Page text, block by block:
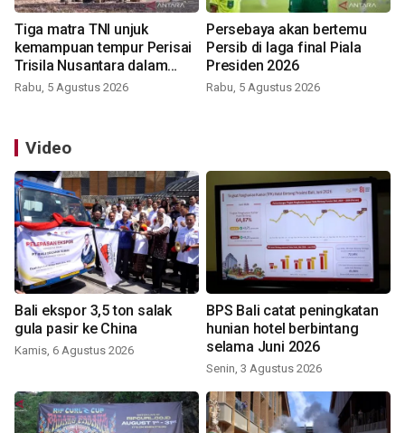
Tiga matra TNI unjuk
kemampuan tempur Perisai
Trisila Nusantara dalam
latihan di Kepri
Rabu, 5 Agustus 2026
Persebaya akan bertemu
Persib di laga final Piala
Presiden 2026
Rabu, 5 Agustus 2026
Video
Bali ekspor 3,5 ton salak
gula pasir ke China
Kamis, 6 Agustus 2026
BPS Bali catat peningkatan
hunian hotel berbintang
selama Juni 2026
Senin, 3 Agustus 2026